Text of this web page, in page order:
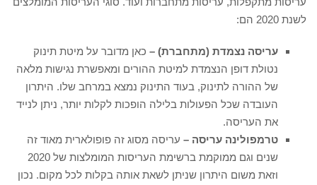
לשנת 2020 הם:
עריסה נצמדת (מתחברת) – כאן מדובר על מיטת תינוק
נטולת דופן הנצמדת למיטת ההורים ומאפשרת נגישות מלאה
של ההורה לתינוק, בעוד התינוק נמצא במרחב שלו. היתרון
העובדה שכל הפעולות בלילה הופכות לקלות יותר, ניתן לנייד
את העריסה.
טרמפולינה עריסה – עריסה מסוג זה פופולארית מאוד זה
שנים וגם ממוקמת ברשימת העריסות המומלצות של 2020
וזאת משום היתרון שניתן לשאת אותה בקלות לכל מקום. נכון